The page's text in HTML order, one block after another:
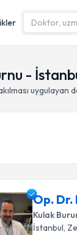
-
uygulayan
Op. Dr.
Kulak
İstanbul,